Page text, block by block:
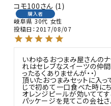
コモ100 1
購入者
岐阜県 30代 女性
投稿日 2017/08/07
いわゆるおつまみ屋さんのナ
れはセレブなスイーツの仲間
ったるくありませんが・・）
頂いたおつまみセットに入っ
じで初めて一口食べた時にち
オレンジピールが効いてて
パッケージを見てこの会社さ